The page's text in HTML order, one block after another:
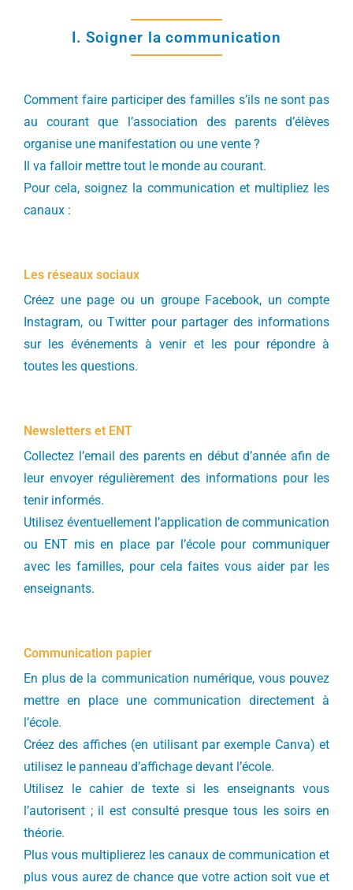
I. Soigner la communication
Comment faire participer des familles s’ils ne sont pas
au courant que l’association des parents d’élèves
organise une manifestation ou une vente ?
Il va falloir mettre tout le monde au courant.
Pour cela, soignez la communication et multipliez les
canaux :
Les réseaux sociaux
Créez une page ou un groupe Facebook, un compte
Instagram, ou Twitter pour partager des informations
sur les événements à venir et les pour répondre à
toutes les questions.
Newsletters et ENT
Collectez l’email des parents en début d’année afin de
leur envoyer régulièrement des informations pour les
tenir informés.
Utilisez éventuellement l’application de communication
ou ENT mis en place par l’école pour communiquer
avec les familles, pour cela faites vous aider par les
enseignants.
Communication papier
En plus de la communication numérique, vous pouvez
mettre en place une communication directement à
l’école.
Créez des affiches (en utilisant par exemple Canva) et
utilisez le panneau d’affichage devant l’école.
Utilisez le cahier de texte si les enseignants vous
l’autorisent ; il est consulté presque tous les soirs en
théorie.
Plus vous multiplierez les canaux de communication et
plus vous aurez de chance que votre action soit vue et